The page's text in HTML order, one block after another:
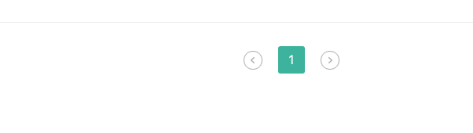
은 기대를 모으고 있답니다. 티켓팅 바로 가기 남은 좌석 알아보기 1..
1